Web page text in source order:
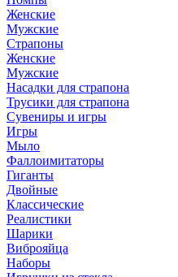
Женские
Мужские
Страпоны
Женские
Мужские
Насадки для страпона
Трусики для страпона
Сувениры и игры
Игры
Мыло
Фаллоимитаторы
Гиганты
Двойные
Классические
Реалистики
Шарики
Виброяйца
Наборы